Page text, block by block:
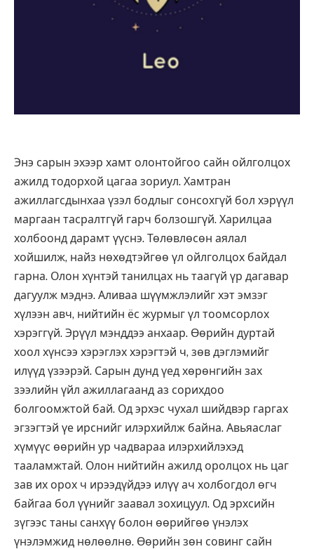
Энэ сарын эхээр хамт олонтойгоо сайн ойлголцох
ажилд тодорхой цагаа зориул. Хамтран
ажиллагсдынхаа үзэл бодлыг сонсохгүй бол хэрүүл
маргаан тасралтгүй гарч болзошгүй. Харилцаа
холбоонд дарамт үүснэ. Төлөвлөсөн аялал
хойшилж, найз нөхөдтэйгөө үл ойлголцох байдал
гарна. Олон хүнтэй танилцах нь таагүй үр дагавар
дагуулж мэднэ. Аливаа шүүмжлэлийг хэт эмзэг
хүлээн авч, нийтийн ёс журмыг үл тоомсорлох
хэрэггүй. Эрүүл мэнддээ анхаар. Өөрийн дуртай
хоол хүнсээ хэрэглэх хэрэгтэй ч, зөв дэглэмийг
илүүд үзээрэй. Сарын дунд үед хөрөнгийн зах
зээлийн үйл ажиллагаанд аз сорихдоо
болгоомжтой бай. Од эрхэс чухал шийдвэр гаргах
эгзэгтэй үе ирснийг илэрхийлж байна. Авьяаслаг
хүмүүс өөрийн ур чадвараа илэрхийлэхэд
тааламжтай. Олон нийтийн ажилд оролцох нь цаг
зав их орох ч ирээдүйдээ илүү ач холбогдол өгч
байгаа бол үүнийг заавал зохицуул. Од эрхсийн
зүгээс таны санхүү болон өөрийгөө үнэлэх
үнэлэмжид нөлөөлнө. Өөрийн зөн совинг сайн